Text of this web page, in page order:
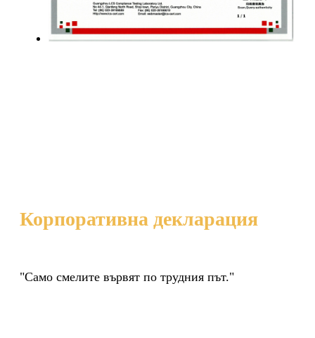
Корпоративна декларация
"Само смелите вървят по трудния път."